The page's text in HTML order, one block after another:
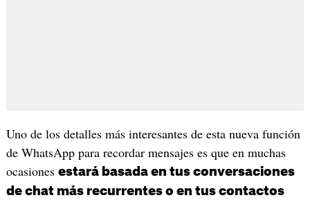
Uno de los detalles más interesantes de esta nueva función
de WhatsApp para recordar mensajes es que en muchas
ocasiones estará basada en tus conversaciones
de chat más recurrentes o en tus contactos